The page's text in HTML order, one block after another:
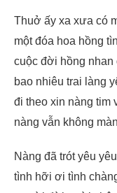
Thuở ấy xa xưa có
một đóa hoa hồng
cuộc đời hồng nhan
bao nhiêu trai làng
đi theo xin nàng tim
nàng vẫn không
Nàng đã trót yêu
tình hỡi ơi tình